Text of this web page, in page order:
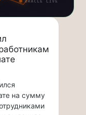
ORACLE LIVE
на сумму